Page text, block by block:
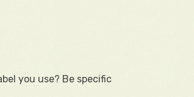
you use? Be specific